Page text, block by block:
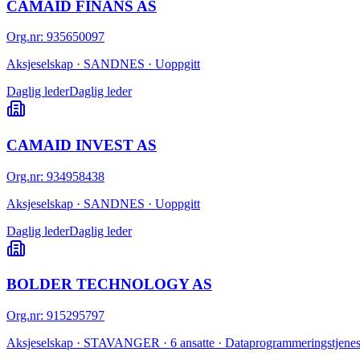
CAMAID FINANS AS
Org.nr: 935650097
Aksjeselskap · SANDNES · Uoppgitt
Daglig lederDaglig leder
CAMAID INVEST AS
Org.nr: 934958438
Aksjeselskap · SANDNES · Uoppgitt
Daglig lederDaglig leder
BOLDER TECHNOLOGY AS
Org.nr: 915295797
Aksjeselskap · STAVANGER · 6 ansatte ·